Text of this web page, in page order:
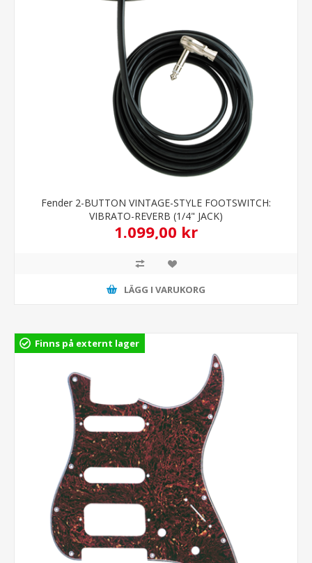
Fender 2-BUTTON VINTAGE-STYLE FOOTSWITCH:
VIBRATO-REVERB (1/4" JACK)
1.099,00 kr
LÄGG I VARUKORG
Finns på externt lager